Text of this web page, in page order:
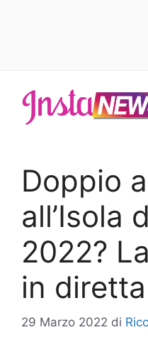
contenuto
Doppio
all’Isola
2022?
in diretta
29 Marzo 2022 di